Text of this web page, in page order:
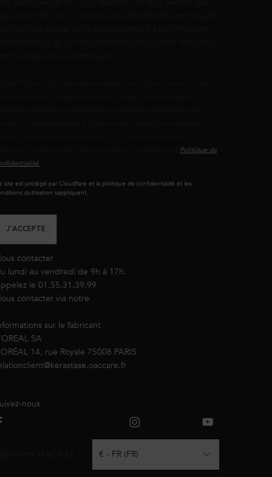
Politique de
site est protégé par Cloudflare et la politique de confidentialité et les
dutilisation sappliquent.
J’ACCEPTE
contacter
lundi au vendredi de 9h à 17h.
le 01.55.31.39.99
contacter via notre
sur le fabricant
SA
14, rue Royale 75008 PARIS
nous
€ - FR (FR)